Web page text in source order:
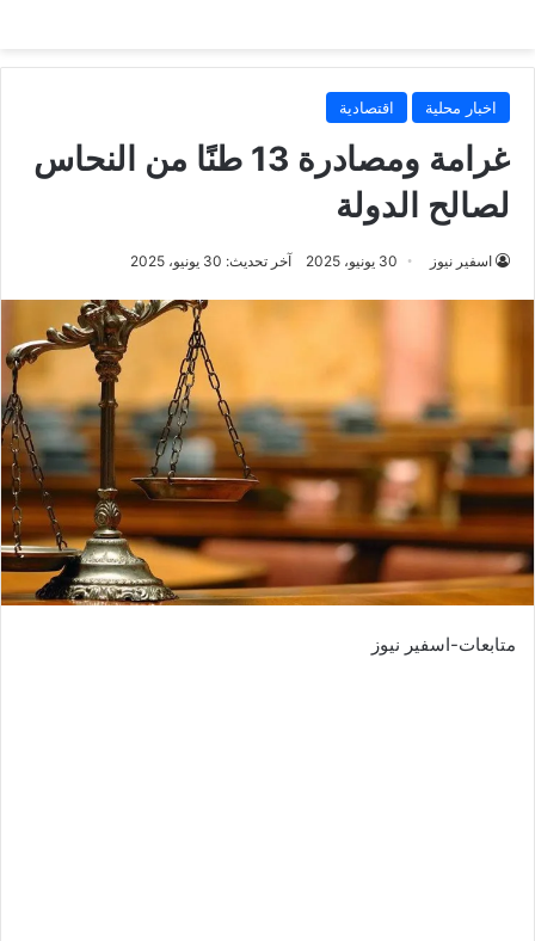
اخبار محلية اقتصادية
غرامة ومصادرة 13 طنًا من النحاس
لصالح الدولة
اسفير نيوز 30 يونيو، 2025 آخر تحديث: 30 يونيو، 2025
متابعات-اسفير نيوز